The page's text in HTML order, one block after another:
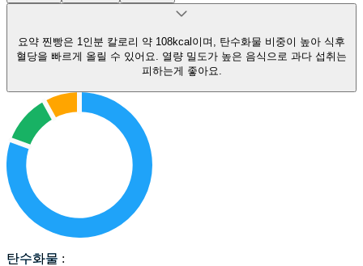
요약 찐빵은 1인분 칼로리 약 108kcal이며, 탄수화물 비중이 높아 식후
혈당을 빠르게 올릴 수 있어요. 열량 밀도가 높은 음식으로 과다 섭취는
피하는게 좋아요.
탄수화물
탄수화물 :